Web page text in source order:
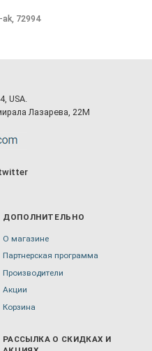
72994
USA.
Лазарева, 22М
ДОПОЛНИТЕЛЬНО
О магазине
Партнерская программа
Производители
Акции
Корзина
РАССЫЛКА О СКИДКАХ И